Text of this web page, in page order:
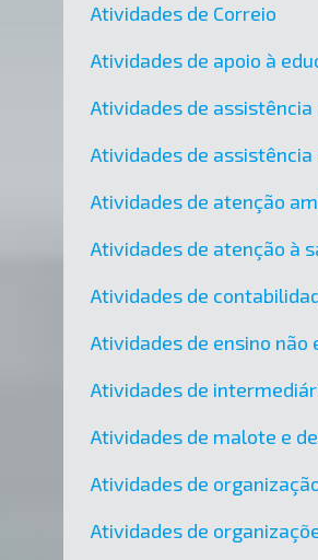
Atividades de Correio
Atividades de apoio à
Atividades de
Atividades de
Atividades de atenção
Atividades de atenção à
Atividades de
Atividades de ensino
Atividades de
Atividades de malote e
Atividades de
Atividades de